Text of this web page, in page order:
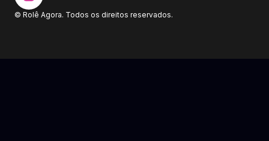
© Rolê Agora. Todos os direitos reservados.